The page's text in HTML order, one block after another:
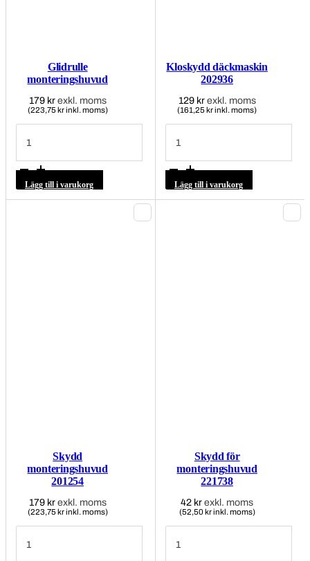
Glidrulle
monteringshuvud
179 kr exkl. moms
(223,75 kr inkl. moms)
monteringshuvud
mängd
Lägg till i varukorg
Kloskydd däckmaskin
202936
129 kr exkl. moms
(161,25 kr inkl. moms)
däckmaskin
202936
Lägg till i varukorg
Skydd
monteringshuvud
201254
179 kr exkl. moms
(223,75 kr inkl. moms)
monteringshuvud
201254
Skydd för
monteringshuvud
221738
42 kr exkl. moms
(52,50 kr inkl. moms)
för
monteringshuvud